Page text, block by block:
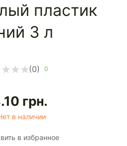
пластик
3 л
(0) 0
грн.
в наличии
в избранное